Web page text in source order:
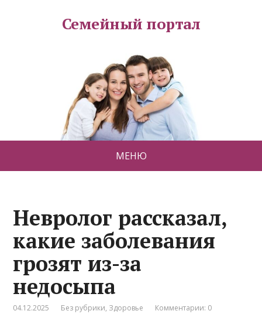
Семейный портал
МЕНЮ
Невролог рассказал,
какие заболевания
грозят из-за
недосыпа
04.12.2025 Без рубрики, Здоровье Комментарии: 0